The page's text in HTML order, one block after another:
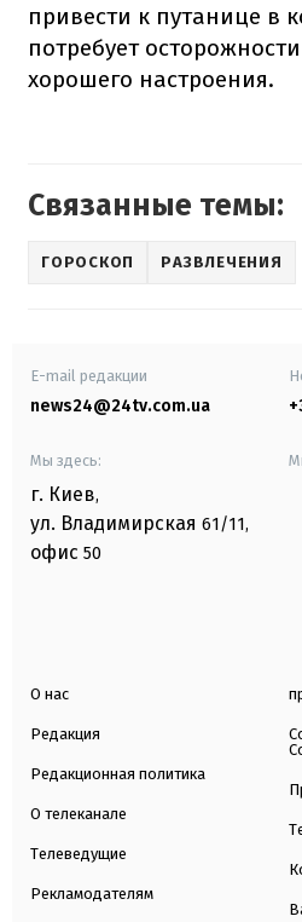
привести к путанице в
потребует
хорошего настроения.
Связанные темы:
ГОРОСКОП РАЗВЛЕЧЕНИЯ
E-mail редакции
news24@24tv.com.ua
Мы здесь:
г. Киев,
ул. Владимирская 61/11,
офис 50
О нас
Редакция
Редакционная политика
О телеканале
Телеведущие
Рекламодателям